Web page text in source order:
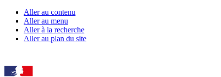
Aller au contenu
Aller au menu
Aller à la recherche
Aller au plan du site